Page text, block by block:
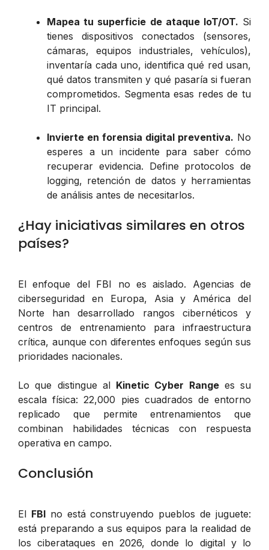
Mapea tu superficie de ataque IoT/OT. Si
tienes dispositivos conectados (sensores,
cámaras, equipos industriales, vehículos),
inventaría cada uno, identifica qué red usan,
qué datos transmiten y qué pasaría si fueran
comprometidos. Segmenta esas redes de tu
IT principal.
Invierte en forensia digital preventiva. No
esperes a un incidente para saber cómo
recuperar evidencia. Define protocolos de
logging, retención de datos y herramientas
de análisis antes de necesitarlos.
¿Hay iniciativas similares en otros
países?
El enfoque del FBI no es aislado. Agencias de
ciberseguridad en Europa, Asia y América del
Norte han desarrollado rangos cibernéticos y
centros de entrenamiento para infraestructura
crítica, aunque con diferentes enfoques según sus
prioridades nacionales.
Lo que distingue al Kinetic Cyber Rangees su
escala física: 22,000 pies cuadrados de entorno
replicado que permite entrenamientos que
combinan habilidades técnicas con respuesta
operativa en campo.
Conclusión
El FBIno está construyendo pueblos de juguete:
está preparando a sus equipos para la realidad de
los ciberataques en 2026, donde lo digital y lo